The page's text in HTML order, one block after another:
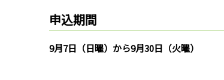
申込期間
9月7日（日曜）から9月30日（火曜）